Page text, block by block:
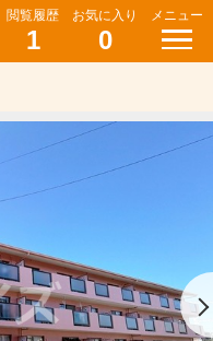
閲覧履歴
1
お気に入り
0
メニュー